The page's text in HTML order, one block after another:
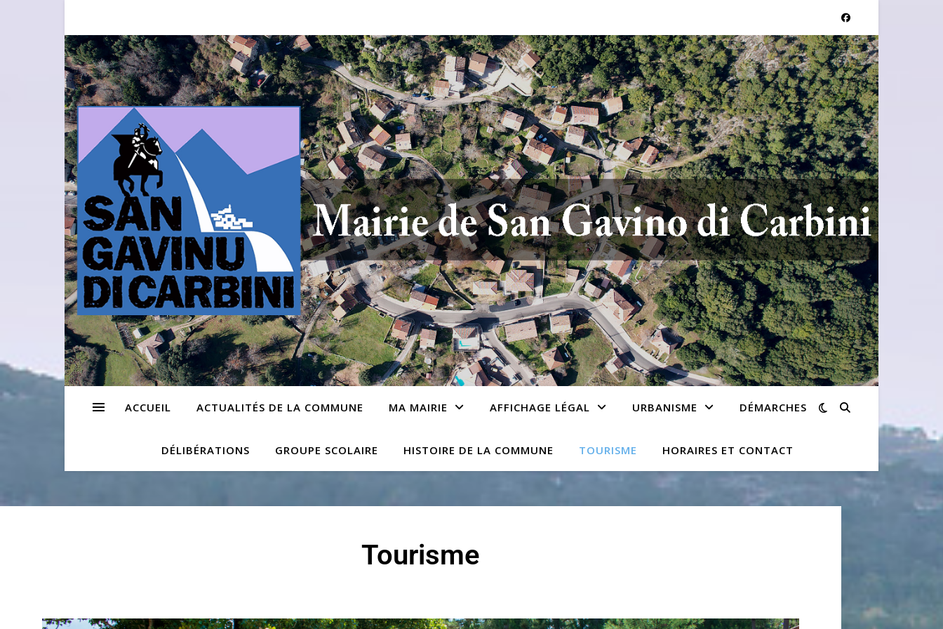
ACCUEIL ACTUALITÉS DE LA COMMUNE MA MAIRIE AFFICHAGE LÉGAL URBANISME DÉMARCHES
DÉLIBÉRATIONS GROUPE SCOLAIRE HISTOIRE DE LA COMMUNE TOURISME HORAIRES ET CONTACT
Tourisme